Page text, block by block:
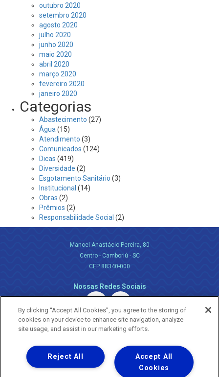
outubro 2020
setembro 2020
agosto 2020
julho 2020
junho 2020
maio 2020
abril 2020
março 2020
fevereiro 2020
janeiro 2020
Categorias
Abastecimento (27)
Água (15)
Atendimento (3)
Comunicados (124)
Dicas (419)
Diversidade (2)
Esgotamento Sanitário (3)
Institucional (14)
Obras (2)
Prêmios (2)
Responsabilidade Social (2)
Manoel Anastácio Pereira, 80
Centro - Camboriú - SC
CEP 88340-000
Nossas Redes Sociais
Uma empresa
Copyright ® 2026 - Todos os Direitos Reservados.
By clicking “Accept All Cookies”, you agree to the storing of
cookies on your device to enhance site navigation, analyze
site usage, and assist in our marketing efforts.
Accept All
Cookies
Reject All